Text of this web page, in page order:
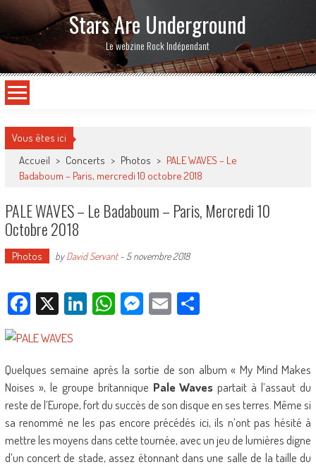
Stars Are Underground
Le webzine Rock Indépendant
Vous êtes ici
Accueil > Concerts > Photos > PALE WAVES – Le
Badaboum – Paris, mercredi 10 octobre 2018
PALE WAVES – Le Badaboum – Paris, Mercredi 10
Octobre 2018
Photos byDavid Servant- 5 novembre 2018
Facebook
X LinkedIn
WhatsApp
Messenger
EmailPartager
Quelques semaine après la sortie de son album « My Mind Makes
Noises », le groupe britannique Pale Waves partait à l’assaut du
reste de l’Europe, fort du succès de son disque en ses terres. Même si
sa renommé ne les pas encore précédés ici, ils n’ont pas hésité à
mettre les moyens dans cette tournée, avec un jeu de lumières digne
d’un concert de stade, assez étonnant dans une salle de la taille du